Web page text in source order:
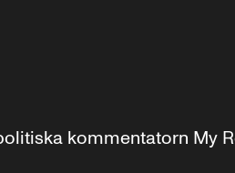
kommentatorn